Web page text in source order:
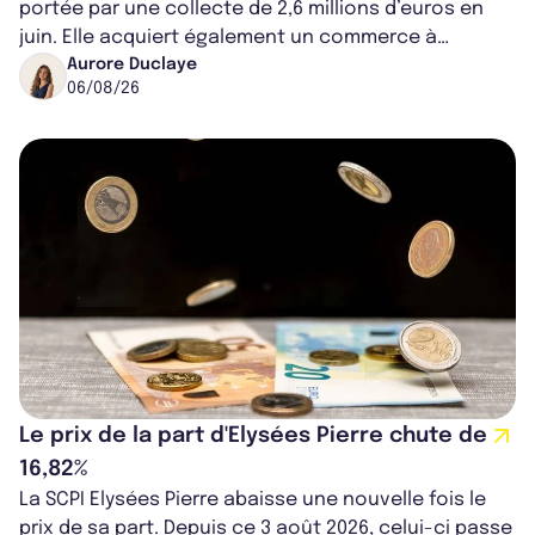
portée par une collecte de 2,6 millions d’euros en
juin. Elle acquiert également un commerce à
Worcester, place une plateforme logisti...
Aurore Duclaye
06/08/26
Le prix de la part d'Elysées Pierre chute de
16,82%
La SCPI Elysées Pierre abaisse une nouvelle fois le
prix de sa part. Depuis ce 3 août 2026, celui-ci passe